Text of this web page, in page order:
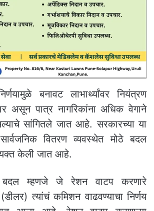
बनावट लाभार्थ्यांवर नियंत्रण
असून पात्र नागरिकांना अधिक वेगाने
सांगितले जात आहे. सरकारच्या या
सार्वजनिक वितरण व्यवस्थेत मोठे बदल
केली जात आहे.
बदल म्हणजे जे रेशन वाटप करणारे
त्यांचं कमिशन वाढवण्याचा निर्णय